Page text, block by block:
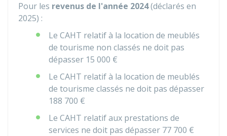
Pour les revenus de l'année 2024(déclarés en
2025) :
Le CAHT relatif à la location de meublés
de tourisme non classés ne doit pas
dépasser 15 000 €
Le CAHT relatif à la location de meublés
de tourisme classés ne doit pas dépasser
188 700 €
Le CAHT relatif aux prestations de
services ne doit pas dépasser 77 700 €